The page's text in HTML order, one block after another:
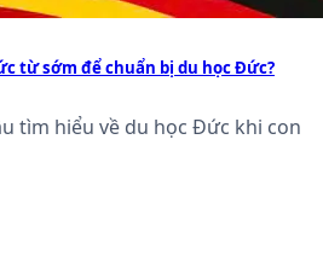
từ sớm để chuẩn bị du học Đức?
tìm hiểu về du học Đức khi con